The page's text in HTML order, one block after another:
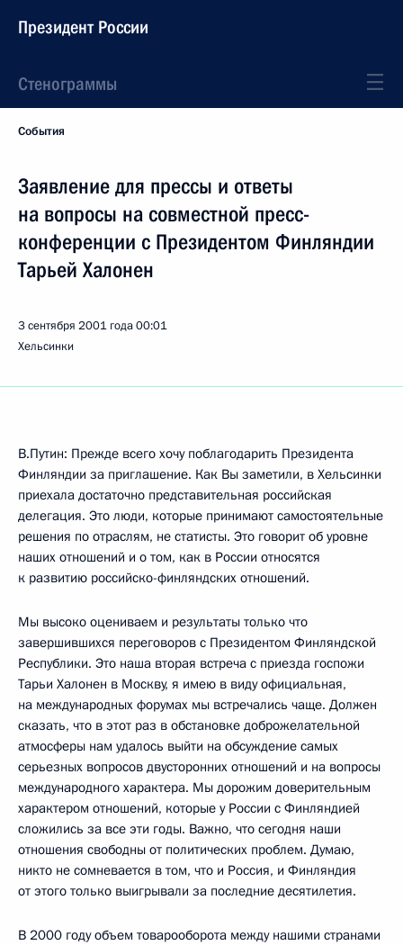
Президент России
Стенограммы
События
Заявление для прессы и ответы
на вопросы на совместной пресс-
конференции с Президентом Финляндии
Тарьей Халонен
3 сентября 2001 года00:01
Хельсинки
В.Путин: Прежде всего хочу поблагодарить Президента
Финляндии за приглашение. Как Вы заметили, в Хельсинки
приехала достаточно представительная российская
делегация. Это люди, которые принимают самостоятельные
решения по отраслям, не статисты. Это говорит об уровне
наших отношений и о том, как в России относятся
к развитию российско-финляндских отношений.
Мы высоко оцениваем и результаты только что
завершившихся переговоров с Президентом Финляндской
Республики. Это наша вторая встреча с приезда госпожи
Тарьи Халонен в Москву, я имею в виду официальная,
на международных форумах мы встречались чаще. Должен
сказать, что в этот раз в обстановке доброжелательной
атмосферы нам удалось выйти на обсуждение самых
серьезных вопросов двусторонних отношений и на вопросы
международного характера. Мы дорожим доверительным
характером отношений, которые у России с Финляндией
сложились за все эти годы. Важно, что сегодня наши
отношения свободны от политических проблем. Думаю,
никто не сомневается в том, что и Россия, и Финляндия
от этого только выигрывали за последние десятилетия.
В 2000 году объем товарооборота между нашими странами